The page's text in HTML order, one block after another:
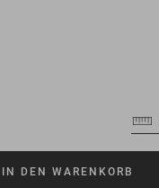
IN DEN WARENKORB